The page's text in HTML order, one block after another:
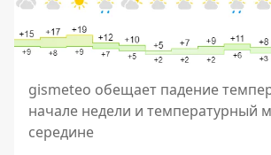
gismeteo обещает падение
начале недели и температурный
середине